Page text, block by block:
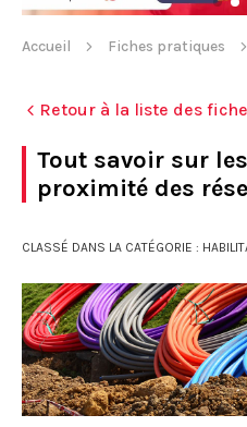
Accueil Fiches pratiques
Retour à la liste des
Tout savoir sur
proximité des
CLASSÉ DANS LA CATÉGORIE :